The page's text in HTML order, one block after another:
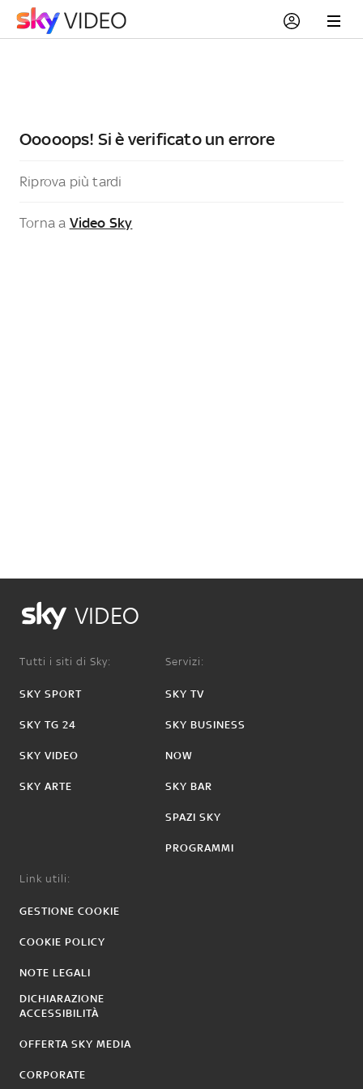
Ooooops! Si è verificato un errore
Riprova più tardi
Torna a Video Sky
VIDEO
Tutti i siti di Sky:
SKY SPORT
SKY TG 24
SKY VIDEO
SKY ARTE
Servizi:
SKY TV
SKY BUSINESS
NOW
SKY BAR
SPAZI SKY
PROGRAMMI
Link utili:
GESTIONE COOKIE
COOKIE POLICY
NOTE LEGALI
DICHIARAZIONE
ACCESSIBILITÀ
OFFERTA SKY MEDIA
CORPORATE